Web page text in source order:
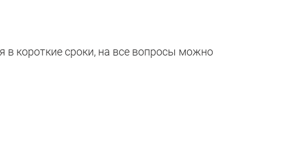
короткие сроки, на все вопросы можно